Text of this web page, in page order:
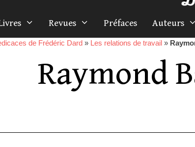
Revues Préfaces Auteurs
de Frédéric Dard » Les relations de travail »
Raymond